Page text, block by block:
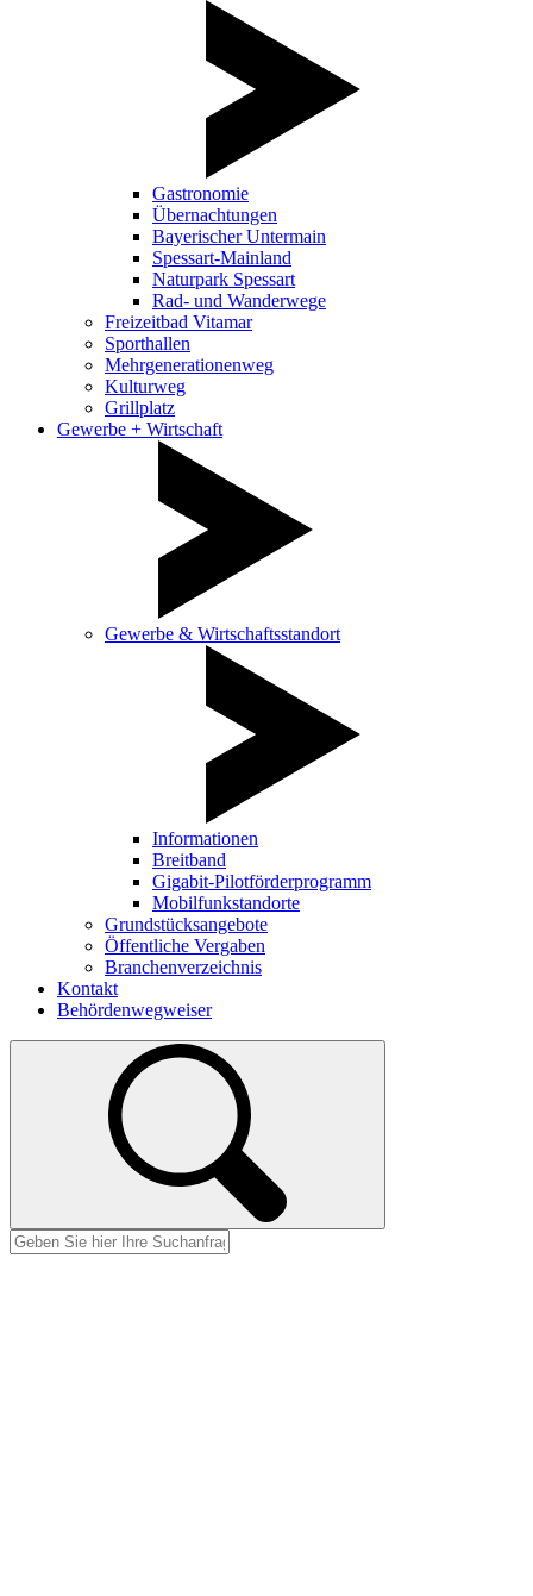
Gastronomie
Übernachtungen
Bayerischer Untermain
Spessart-Mainland
Naturpark Spessart
Rad- und Wanderwege
Freizeitbad Vitamar
Sporthallen
Mehrgenerationenweg
Kulturweg
Grillplatz
Gewerbe + Wirtschaft
Gewerbe & Wirtschaftsstandort
Informationen
Breitband
Gigabit-Pilotförderprogramm
Mobilfunkstandorte
Grundstücksangebote
Öffentliche Vergaben
Branchenverzeichnis
Kontakt
Behördenwegweiser